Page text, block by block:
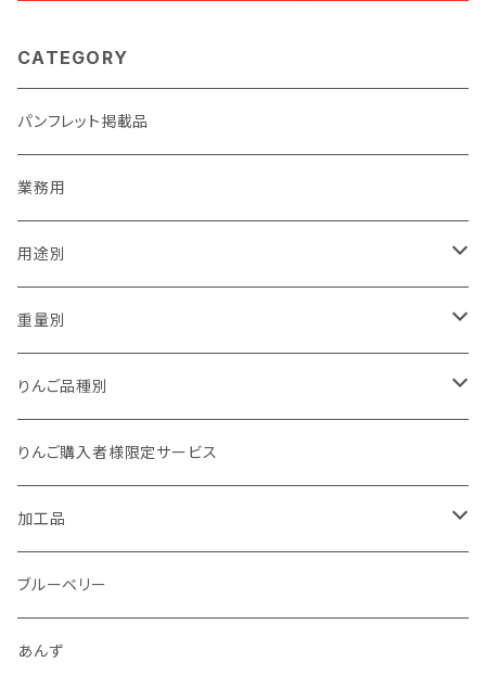
CATEGORY
パンフレット掲載品
業務用
用途別
贈答用
家庭用（訳あり）
加工用
重量別
1kg以下
1kg
1.5kg～2kg
2.5kg～3kg
4.5kg～5kg
りんご品種別
夏あかり
シナノリップ
サンつがる
秋映
りんご購入者様限定サービス
加工品
ジュース
ジャム
ブルーベリー
あんず